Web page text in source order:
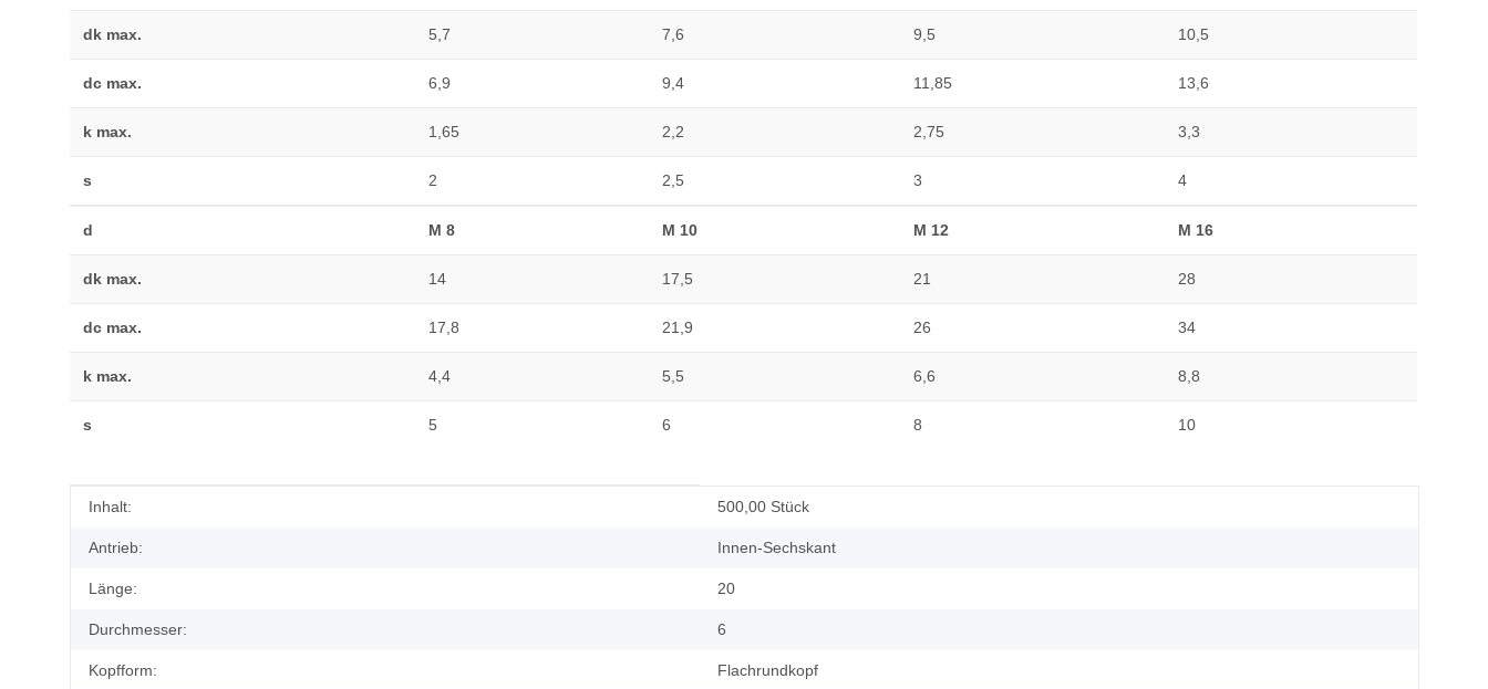
dk max. 5,7 7,6 9,5 10,5
dc max. 6,9 9,4 11,85 13,6
k max. 1,65 2,2 2,75 3,3
s 2 2,5 3 4
d M 8 M 10 M 12 M 16
dk max. 14 17,5 21 28
dc max. 17,8 21,9 26 34
k max. 4,4 5,5 6,6 8,8
s 5 6 8 10
Produkteigenschaft
Wert
Inhalt: 500,00 Stück
Antrieb: Innen-Sechskant
Länge: 20
Durchmesser: 6
Kopfform: Flachrundkopf